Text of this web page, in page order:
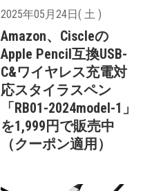
2025年05月24日( 土 )
Amazon、Ciscleの
Apple Pencil互換USB-
C&ワイヤレス充電対
応スタイラスペン
「RB01-2024model-1」
を1,999円で販売中
（クーポン適用）